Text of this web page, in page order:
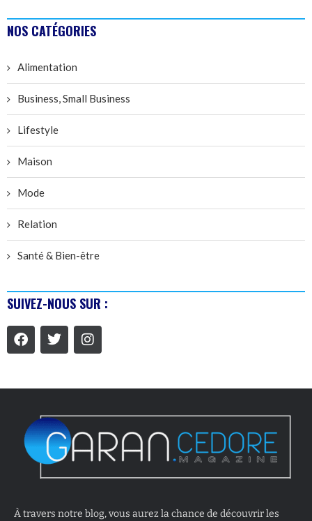
NOS CATÉGORIES
Alimentation
Business, Small Business
Lifestyle
Maison
Mode
Relation
Santé & Bien-être
SUIVEZ-NOUS SUR :
À travers notre blog, vous aurez la chance de découvrir les